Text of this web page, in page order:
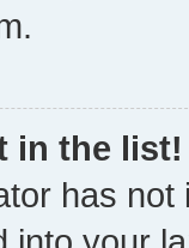
in the list!
has